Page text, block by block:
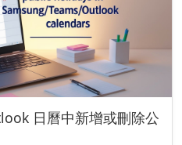
日曆中新增或刪除公